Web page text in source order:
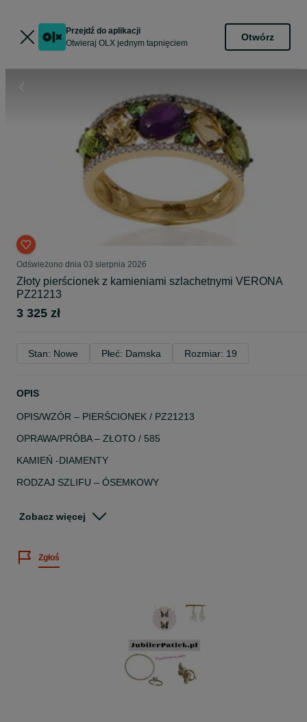
Przejdź do aplikacji
Otwieraj OLX jednym tapnięciem
Otwórz
Odświeżono dnia 03 sierpnia 2026
Złoty pierścionek z kamieniami szlachetnymi VERONA
PZ21213
3 325 zł
Stan: Nowe Płeć: Damska Rozmiar: 19
OPIS
OPIS/WZÓR – PIERŚCIONEK / PZ21213
OPRAWA/PRÓBA – ZŁOTO / 585
KAMIEŃ -DIAMENTY
RODZAJ SZLIFU – ÓSEMKOWY
LICZBA / MASA – 5 / 0,96 CT
Zobacz więcej
Zgłoś